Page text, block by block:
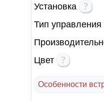
Установка
?
Тип управления
Цвет
?
Особенности